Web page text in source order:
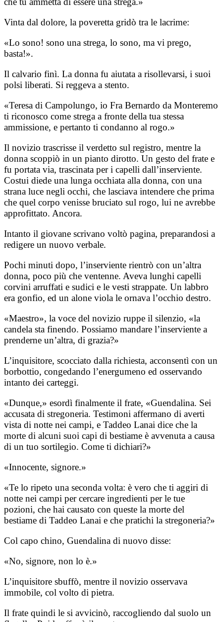
Vinta dal dolore, la poveretta gridò tra le lacrime:
«Lo sono! sono una strega, lo sono, ma vi prego,
basta!».
Il calvario finì. La donna fu aiutata a risollevarsi, i suoi
polsi liberati. Si reggeva a stento.
«Teresa di Campolungo, io Fra Bernardo da Monteremo
ti riconosco come strega a fronte della tua stessa
ammissione, e pertanto ti condanno al rogo.»
Il novizio trascrisse il verdetto sul registro, mentre la
donna scoppiò in un pianto dirotto. Un gesto del frate e
fu portata via, trascinata per i capelli dall’inserviente.
Costui diede una lunga occhiata alla donna, con una
strana luce negli occhi, che lasciava intendere che prima
che quel corpo venisse bruciato sul rogo, lui ne avrebbe
approfittato. Ancora.
Intanto il giovane scrivano voltò pagina, preparandosi a
redigere un nuovo verbale.
Pochi minuti dopo, l’inserviente rientrò con un’altra
donna, poco più che ventenne. Aveva lunghi capelli
corvini arruffati e sudici e le vesti strappate. Un labbro
era gonfio, ed un alone viola le ornava l’occhio destro.
«Maestro», la voce del novizio ruppe il silenzio, «la
candela sta finendo. Possiamo mandare l’inserviente a
prenderne un’altra, di grazia?»
L’inquisitore, scocciato dalla richiesta, acconsentì con un
borbottio, congedando l’energumeno ed osservando
intanto dei carteggi.
«Dunque,» esordì finalmente il frate, «Guendalina. Sei
accusata di stregoneria. Testimoni affermano di averti
vista di notte nei campi, e Taddeo Lanai dice che la
morte di alcuni suoi capi di bestiame è avvenuta a causa
di un tuo sortilegio. Come ti dichiari?»
«Innocente, signore.»
«Te lo ripeto una seconda volta: è vero che ti aggiri di
notte nei campi per cercare ingredienti per le tue
pozioni, che hai causato con queste la morte del
bestiame di Taddeo Lanai e che pratichi la stregoneria?»
Col capo chino, Guendalina di nuovo disse:
«No, signore, non lo è.»
L’inquisitore sbuffò, mentre il novizio osservava
immobile, col volto di pietra.
Il frate quindi le si avvicinò, raccogliendo dal suolo un